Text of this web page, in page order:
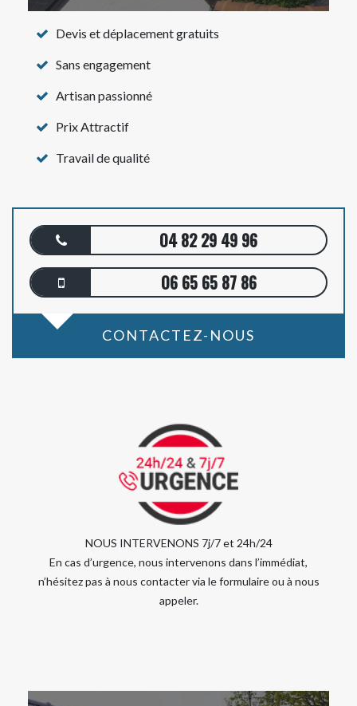
Devis et déplacement gratuits
Sans engagement
Artisan passionné
Prix Attractif
Travail de qualité
04 82 29 49 96
06 65 65 87 86
CONTACTEZ-NOUS
NOUS INTERVENONS 7j/7 et 24h/24
En cas d’urgence, nous intervenons dans l’immédiat,
n’hésitez pas à nous contacter via le formulaire ou à nous
appeler.